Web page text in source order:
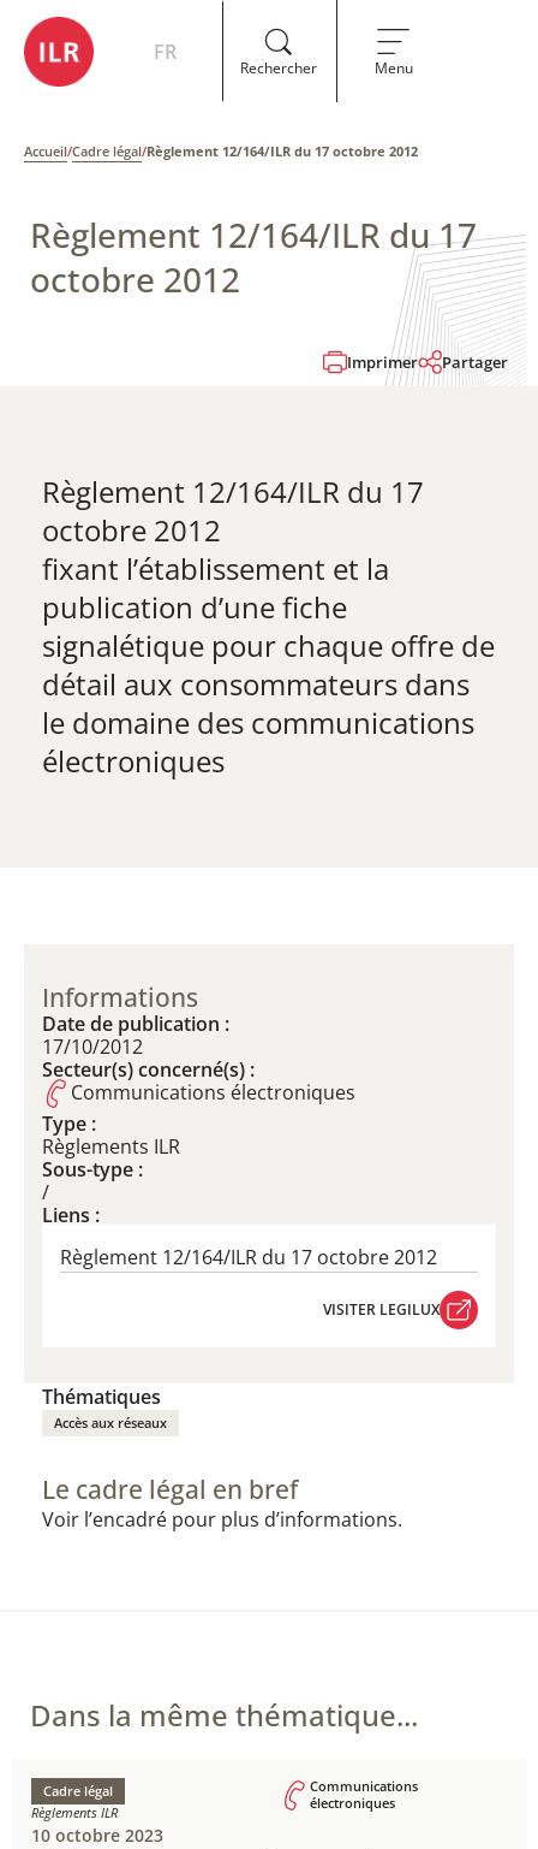
FR
Rechercher Menu
Accueil/Cadre légal/Règlement 12/164/ILR du 17 octobre 2012
Règlement 12/164/ILR du 17
octobre 2012
Imprimer Partager
Règlement 12/164/ILR du 17
octobre 2012
​fixant l’établissement et la
publication d’une fiche
signalétique pour chaque offre de
détail aux consommateurs dans
le domaine des communications
électroniques
Informations
Date de publication :
17/10/2012
Secteur(s) concerné(s) :
Communications électroniques
Type :
Règlements ILR
Sous-type :
/
Liens :
Règlement 12/164/ILR du 17 octobre 2012
VISITER LEGILUX
Thématiques
Accès aux réseaux
Le cadre légal en bref
Voir l’encadré pour plus d’informations.
Dans la même thématique...
Cadre légal
Règlements ILR
Communications
électroniques
10 octobre 2023